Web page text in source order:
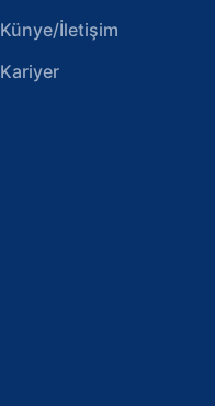
Künye/İletişim
Kariyer